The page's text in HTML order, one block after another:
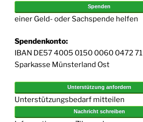
Spenden
einer Geld- oder Sachspende helfen
Spendenkonto:
IBAN DE57 4005 0150 0060 0472 71
Sparkasse Münsterland Ost
Unterstützung anfordern
Unterstützungsbedarf mitteilen
Nachricht schreiben